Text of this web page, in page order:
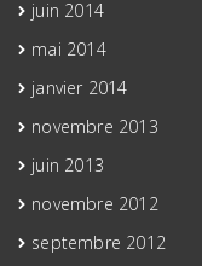
juin 2014
mai 2014
janvier 2014
novembre 2013
juin 2013
novembre 2012
septembre 2012